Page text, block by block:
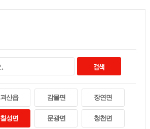
검색
괴산읍 감물면 장연면
칠성면 문광면 청천면